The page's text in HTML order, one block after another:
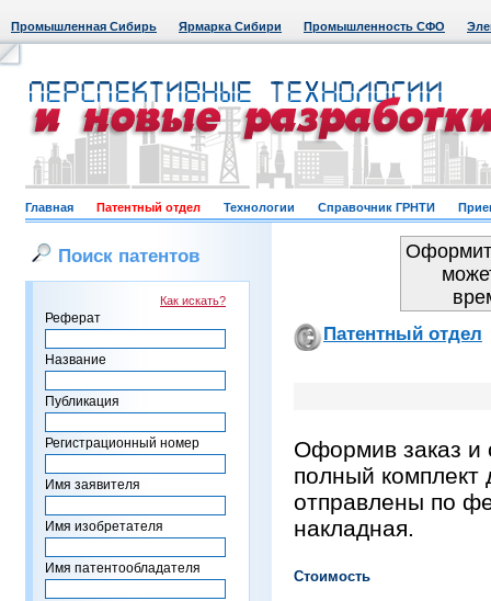
Промышленная Сибирь Ярмарка Сибири Промышленность СФО
Главная Патентный отдел Технологии Справочник ГРНТИ
Поиск патентов
Как искать?
Реферат
Название
Публикация
Регистрационный номер
Имя заявителя
Имя изобретателя
Имя патентообладателя
Патентный отдел
Оформив заказ и
полный комплект
отправлены по
накладная.
Стоимость